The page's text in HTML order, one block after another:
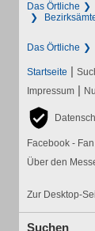
Das Örtliche
Das Örtliche
Startseite |
Impressum |
Facebook -
Über den
Zur Desktop-
Suchen